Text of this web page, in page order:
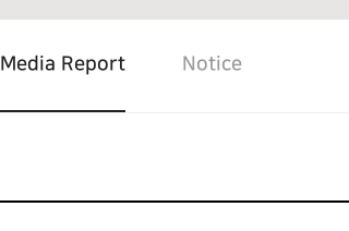
Media Report Notice